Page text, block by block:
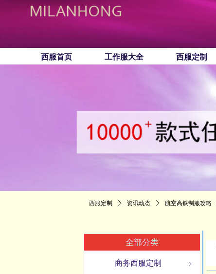
西服首页 工作服大全 西服定制
西服定制 ꄲ 资讯动态 ꄲ 航空高铁制服攻略
全部分类
ꁇ
商务西服定制